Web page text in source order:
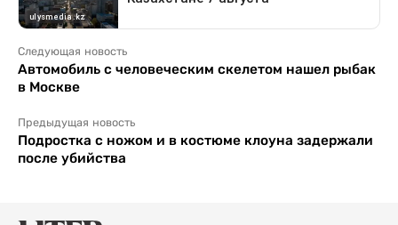
Следующая новость
Автомобиль с человеческим скелетом нашел рыбак
в Москве
Предыдущая новость
Подростка с ножом и в костюме клоуна задержали
после убийства